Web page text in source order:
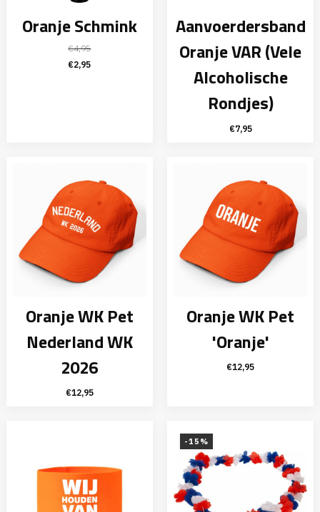
Oranje Schmink
€4,95
Oorspronkelijke
€2,95Huidige
Aanvoerdersband
Oranje VAR (Vele
Alcoholische
Rondjes)
€7,95
Oranje WK Pet
Nederland WK
2026
€12,95
Oranje WK Pet
'Oranje'
€12,95
-15%